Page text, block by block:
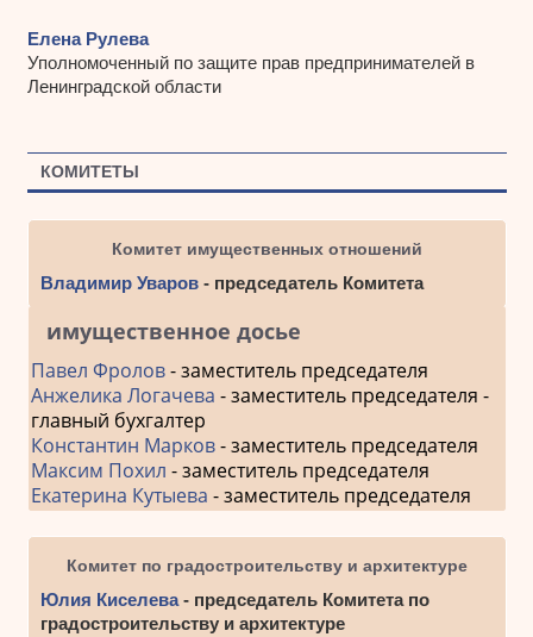
Елена Рулева
Уполномоченный по защите прав предпринимателей в
Ленинградской области
КОМИТЕТЫ
Комитет имущественных отношений
Владимир Уваров- председатель Комитета
имущественное досье
Павел Фролов- заместитель председателя
Анжелика Логачева - заместитель председателя -
главный бухгалтер
Константин Марков- заместитель председателя
Максим Похил - заместитель председателя
Екатерина Кутыева - заместитель председателя
Комитет по градостроительству и архитектуре
Юлия Киселева- председатель Комитета по
градостроительству и архитектуре